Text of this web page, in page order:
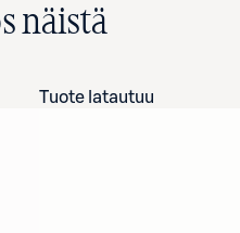
näistä
Tuote latautuu